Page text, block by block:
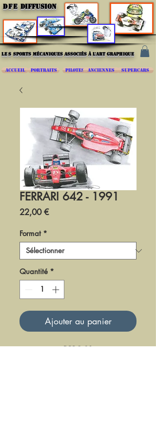
DFE DIFFUSION
les sports mécaniques associés à l'art graphique
ACCUEIL PORTRAITS PILOTES ANCIENNES SUPERCARS
FERRARI 642 - 1991
22,00 €Prix
Format *
Quantité *
Ajouter au panier
DPRO-91